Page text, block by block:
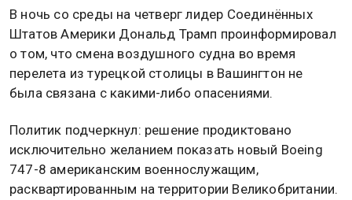
В ночь со среды на четверг лидер Соединённых
Штатов Америки Дональд Трамп проинформировал
о том, что смена воздушного судна во время
перелета из турецкой столицы в Вашингтон не
была связана с какими-либо опасениями.
Политик подчеркнул: решение продиктовано
исключительно желанием показать новый Boeing
747-8 американским военнослужащим,
расквартированным на территории Великобритании.